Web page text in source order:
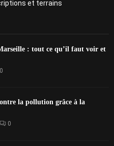
et terrains
: tout ce qu’il faut voir et
0
la pollution grâce à la
0